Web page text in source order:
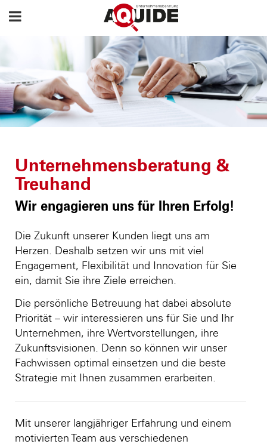
Unternehmensberatung &
Treuhand
Wir engagieren uns für Ihren Erfolg!
Die Zukunft unserer Kunden liegt uns am
Herzen. Deshalb setzen wir uns mit viel
Engagement, Flexibilität und Innovation für Sie
ein, damit Sie ihre Ziele erreichen.
Die persönliche Betreuung hat dabei absolute
Priorität – wir interessieren uns für Sie und Ihr
Unternehmen, ihre Wertvorstellungen, ihre
Zukunftsvisionen. Denn so können wir unser
Fachwissen optimal einsetzen und die beste
Strategie mit Ihnen zusammen erarbeiten.
Mit unserer langjähriger Erfahrung und einem
motivierten Team aus verschiedenen